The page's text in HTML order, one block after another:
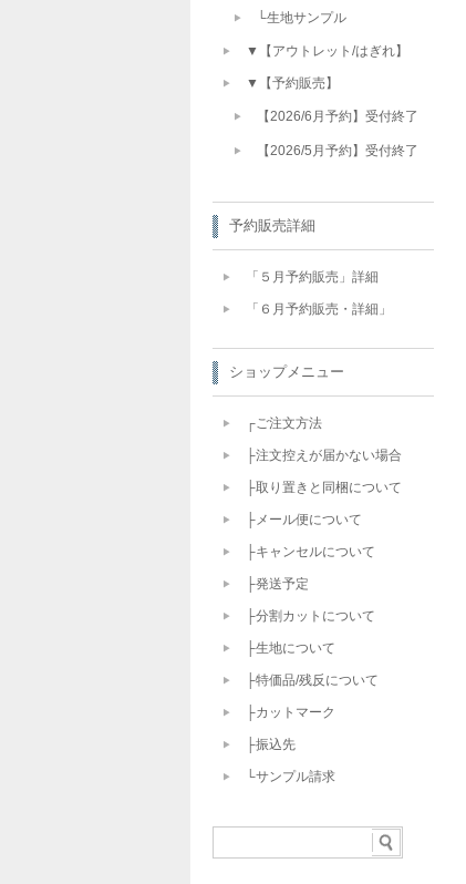
└生地サンプル
▼【アウトレット/はぎれ】
▼【予約販売】
【2026/6月予約】受付終了
【2026/5月予約】受付終了
予約販売詳細
「５月予約販売」詳細
「６月予約販売・詳細」
ショップメニュー
┌ご注文方法
├注文控えが届かない場合
├取り置きと同梱について
├メール便について
├キャンセルについて
├発送予定
├分割カットについて
├生地について
├特価品/残反について
├カットマーク
├振込先
└サンプル請求